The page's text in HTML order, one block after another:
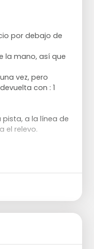
por debajo de
la mano, así que
vez, pero
con : 1
pista, a la línea de
el relevo.